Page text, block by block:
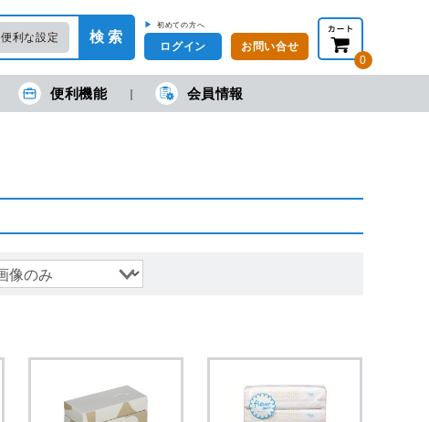
便利な設定 検 索
▶ 初めての方へ
ログイン
お問い合せ
0
現在の金額合計： 円 (税抜) 円(税込)
便利機能 会員情報